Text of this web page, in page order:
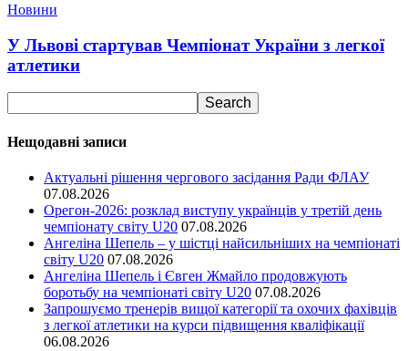
Новини
У Львові стартував Чемпіонат України з легкої
атлетики
Нещодавні записи
Актуальні рішення чергового засідання Ради ФЛАУ
07.08.2026
Орегон-2026: розклад виступу українців у третій день
чемпіонату світу U20 07.08.2026
Ангеліна Шепель – у шістці найсильніших на чемпіонаті
світу U20 07.08.2026
Ангеліна Шепель і Євген Жмайло продовжують
боротьбу на чемпіонаті світу U20 07.08.2026
Запрошуємо тренерів вищої категорії та охочих фахівців
з легкої атлетики на курси підвищення кваліфікації
06.08.2026